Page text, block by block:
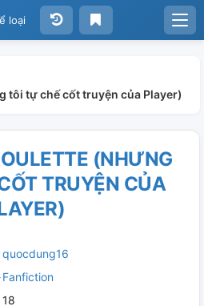
loại
tôi tự chế cốt truyện của Player)
(NHƯNG
TRUYỆN CỦA
quocdung16
Fanfiction
18